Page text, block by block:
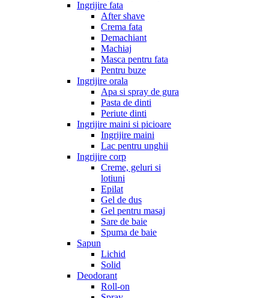
Ingrijire fata
After shave
Crema fata
Demachiant
Machiaj
Masca pentru fata
Pentru buze
Ingrijire orala
Apa si spray de gura
Pasta de dinti
Periute dinti
Ingrijire maini si picioare
Ingrijire maini
Lac pentru unghii
Ingrijire corp
Creme, geluri si
lotiuni
Epilat
Gel de dus
Gel pentru masaj
Sare de baie
Spuma de baie
Sapun
Lichid
Solid
Deodorant
Roll-on